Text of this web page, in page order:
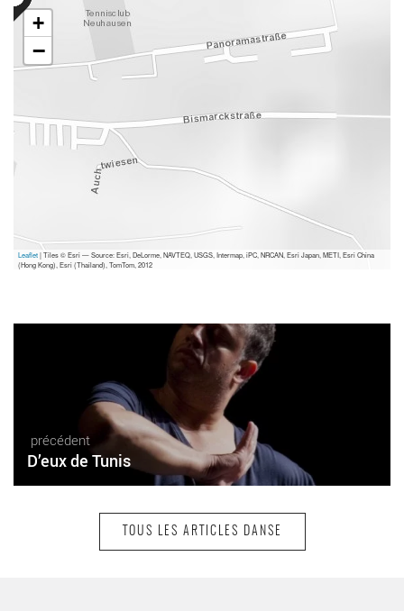
+
−
Leaflet| Tiles © Esri — Source: Esri, DeLorme, NAVTEQ, USGS, Intermap, iPC, NRCAN, Esri Japan, METI, Esri China
(Hong Kong), Esri (Thailand), TomTom, 2012
précédent
D’eux de Tunis
TOUS LES ARTICLES DANSE